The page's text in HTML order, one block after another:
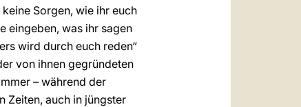
Sorgen, wie ihr euch
eingeben, was ihr sagen
wird durch euch reden“
von ihnen gegründeten
– während der
Zeiten, auch in jüngster